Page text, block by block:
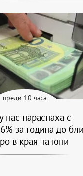
преди 10 часа
нас нараснаха с
за година до
в края на юни